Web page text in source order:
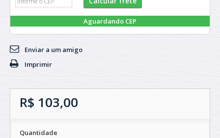
Aguardando CEP
Enviar a um amigo
Imprimir
R$ 103,00
Quantidade